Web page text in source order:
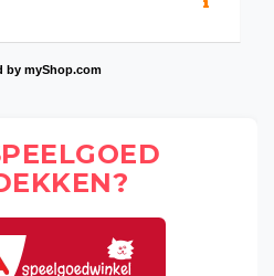
by myShop.com